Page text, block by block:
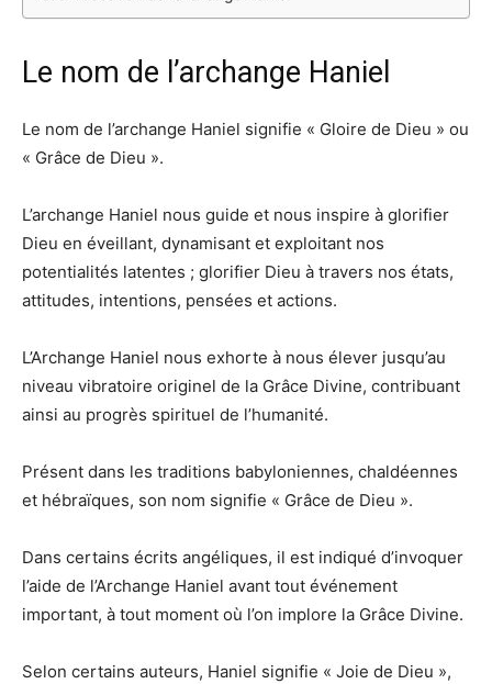
Le nom de l’archange Haniel
Le nom de l’archange Haniel signifie « Gloire de Dieu » ou
« Grâce de Dieu ».
L’archange Haniel nous guide et nous inspire à glorifier
Dieu en éveillant, dynamisant et exploitant nos
potentialités latentes ; glorifier Dieu à travers nos états,
attitudes, intentions, pensées et actions.
L’Archange Haniel nous exhorte à nous élever jusqu’au
niveau vibratoire originel de la Grâce Divine, contribuant
ainsi au progrès spirituel de l’humanité.
Présent dans les traditions babyloniennes, chaldéennes
et hébraïques, son nom signifie « Grâce de Dieu ».
Dans certains écrits angéliques, il est indiqué d’invoquer
l’aide de l’Archange Haniel avant tout événement
important, à tout moment où l’on implore la Grâce Divine.
Selon certains auteurs, Haniel signifie « Joie de Dieu »,